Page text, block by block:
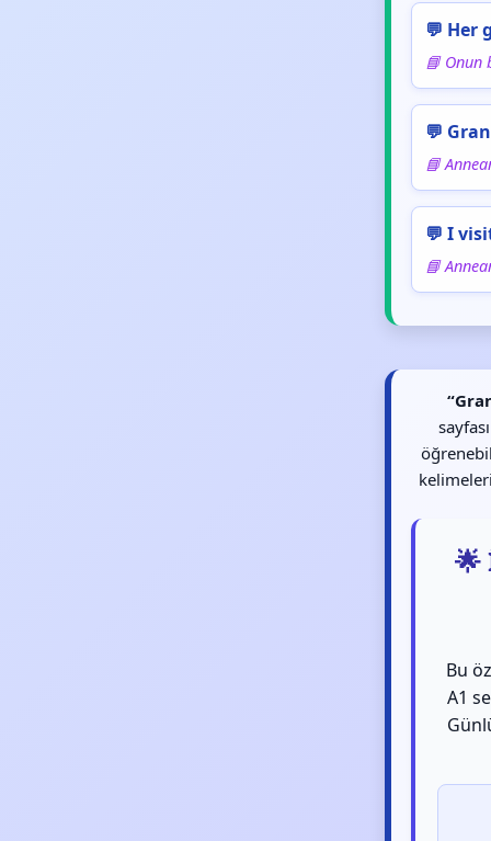
💬 Her
📘 Onun
💬
📘
💬 I
📘
🌟
Bu
A1